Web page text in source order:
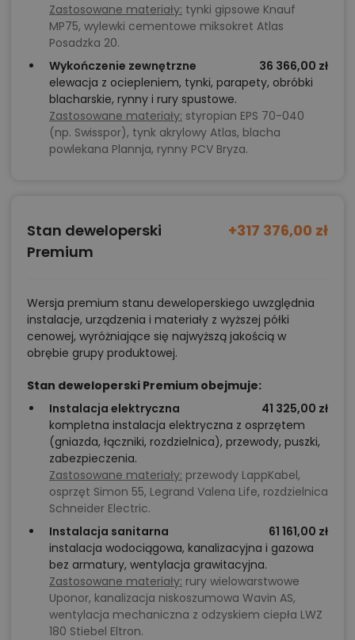
Zastosowane materiały: tynki gipsowe Knauf
MP75, wylewki cementowe miksokret Atlas
Posadzka 20.
Wykończenie zewnętrzne
36 366,00 zł
elewacja z ociepleniem, tynki, parapety, obróbki
blacharskie, rynny i rury spustowe.
Zastosowane materiały: styropian EPS 70-040
(np. Swisspor), tynk akrylowy Atlas, blacha
powlekana Plannja, rynny PCV Bryza.
Stan deweloperski
Premium
+317 376,00 zł
Wersja premium stanu deweloperskiego uwzględnia
instalacje, urządzenia i materiały z wyższej półki
cenowej, wyróżniające się najwyższą jakością w
obrębie grupy produktowej.
Stan deweloperski Premium obejmuje:
Instalacja elektryczna
41 325,00 zł
kompletna instalacja elektryczna z osprzętem
(gniazda, łączniki, rozdzielnica), przewody, puszki,
zabezpieczenia.
Zastosowane materiały: przewody LappKabel,
osprzęt Simon 55, Legrand Valena Life, rozdzielnica
Schneider Electric.
Instalacja sanitarna
61 161,00 zł
instalacja wodociągowa, kanalizacyjna i gazowa
bez armatury, wentylacja grawitacyjna.
Zastosowane materiały: rury wielowarstwowe
Uponor, kanalizacja niskoszumowa Wavin AS,
wentylacja mechaniczna z odzyskiem ciepła LWZ
180 Stiebel Eltron.